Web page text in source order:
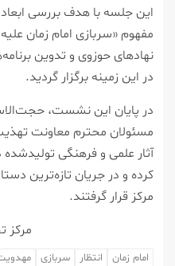
این جلسه با هدف بررسی
مفهوم «سربازی امام زمان
نهادهای حوزوی و تدوین
در این زمینه برگزار گردید.
در پایان این نشست،
مسئولان محترم معاونت
آثار علمی و فرهنگی
کرده و در جریان تازه‌ترین
مرکز قرار گرفتند.
مرکز
امام زمان انتظار سربازی